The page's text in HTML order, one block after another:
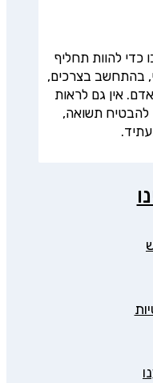
כדי להוות תחליף
בהתחשב בצרכים,
אין גם לראות
להבטיח תשואה,